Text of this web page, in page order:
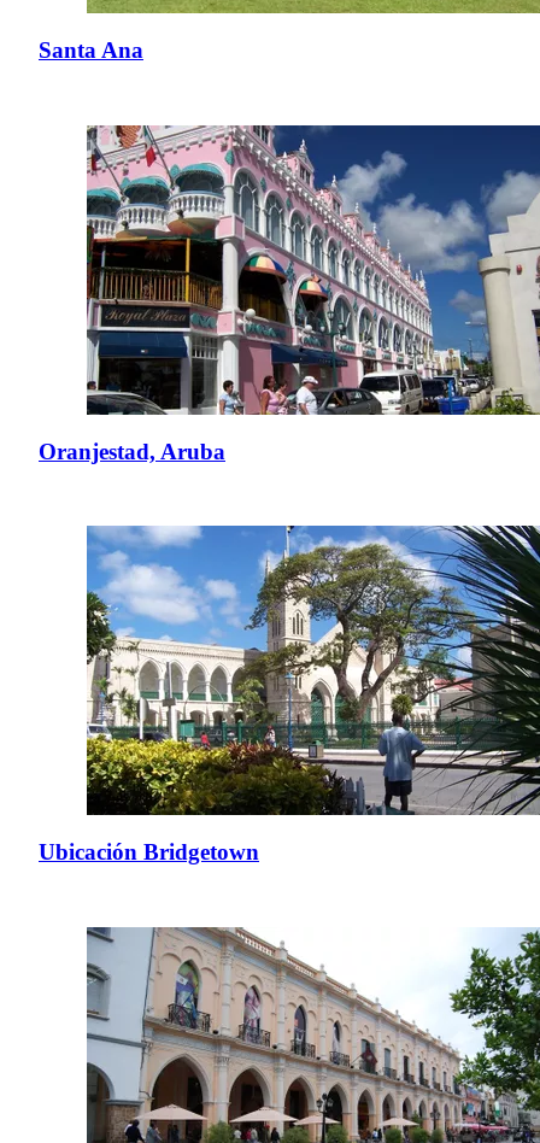
Santa Ana
Oranjestad, Aruba
Ubicación Bridgetown